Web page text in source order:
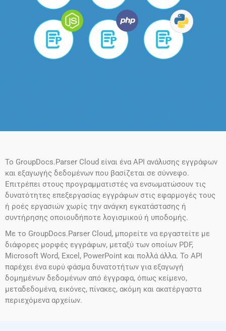
Το GroupDocs.Parser Cloud είναι ένα API ανάλυσης εγγράφων
και εξαγωγής δεδομένων που βασίζεται σε σύννεφο.
Επιτρέπει στους προγραμματιστές να ενσωματώσουν τις
δυνατότητες επεξεργασίας εγγράφων στις εφαρμογές τους
ή ροές εργασιών χωρίς την ανάγκη εγκατάστασης ή
συντήρησης οποιουδήποτε λογισμικού ή υποδομής.
Με το GroupDocs.Parser Cloud, μπορείτε να εργαστείτε με
διάφορες μορφές εγγράφων, μεταξύ των οποίων PDF,
Microsoft Word, Excel, PowerPoint και πολλά άλλα. Το API
παρέχει ένα ευρύ φάσμα δυνατοτήτων για εξαγωγή
δομημένων δεδομένων από έγγραφα, όπως κείμενο,
μεταδεδομένα, εικόνες, πίνακες, ακόμη και ακατέργαστα
περιεχόμενα αρχείων.